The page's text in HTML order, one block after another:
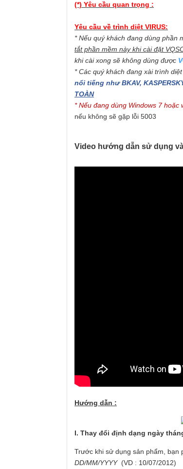
(*) Yêu cầu quan trọng :
Yêu cầu về trình diệt VIRUS:
* Nếu quý khách đang dùng phần
tắt phần mềm này khi cài đặt
khi cài xong sẽ không dùng được
* Các quý khách đang xài trình diệ
nổi tiếng như BKAV,
TOÀN
* Nếu đang dùng Windows 7
nếu không sẽ gặp lỗi 5003
Video hướng dẫn sử dụng
Hướng dẫn :
I. Thay đổi định dạng ngày
Trước khi sử dụng sản phẩm, bạn
DD/MM/YYYY(VD : 10/07/2012)